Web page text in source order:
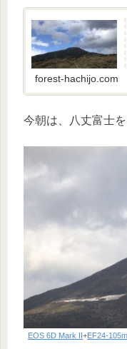
forest-hachijo.com
今朝は、八丈富士
EOS 6D Mark II+EF24-